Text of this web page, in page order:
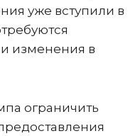
уже вступили в
изменения в
ограничить